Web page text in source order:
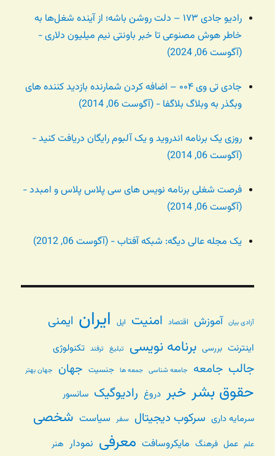
رادیو جادی ۱۷۳ – دلت روشن باشه؛ از آینده شغل‌ها به
خاطر هوش مصنوعی تا خبر باونتی نیم میلیون دلاری -
(آگوست 06, 2024)
جادی تی وی ۰۰۴ – اضافه کردن شمارنده بازدید کننده های
وبگذر به وبلاگ بلاگفا - (آگوست 06, 2014)
روزی یک برنامه اندروید و یک آلبوم رایگان دریافت کنید -
(آگوست 06, 2014)
فرصت شغلی برنامه نویس های سی پلاس پلاس و امبدد -
(آگوست 06, 2014)
یک مجله عالی دیگه: شبکه آفتاب - (آگوست 06, 2012)
آزادی بیان آموزش اقتصاد امنیت اپل ایران ایمنی
اینترنت بررسی برنامه نویسی تبلیغ ترفند تکنولوژی
جالب جامعه جامعه شناسی جمعه ها جنسیت جهان جهان بهتر
حقوق بشر خبر دروغ رادیوگیک سانسور
سرمایه داری سرکوب دیجیتال سفر سیاست شخصی
علم عمل فرهنگ مایکروسافت معرفی نمودار هنر